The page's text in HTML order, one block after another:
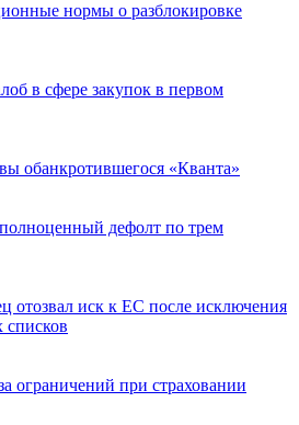
нормы о разблокировке
в сфере закупок в первом
обанкротившегося «Кванта»
дефолт по трем
отозвал иск к ЕС после исключения
списков
ограничений при страховании